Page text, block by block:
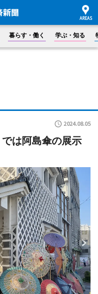
暮らす・働く 学ぶ・知る
2024.08.05
は阿島傘の展示